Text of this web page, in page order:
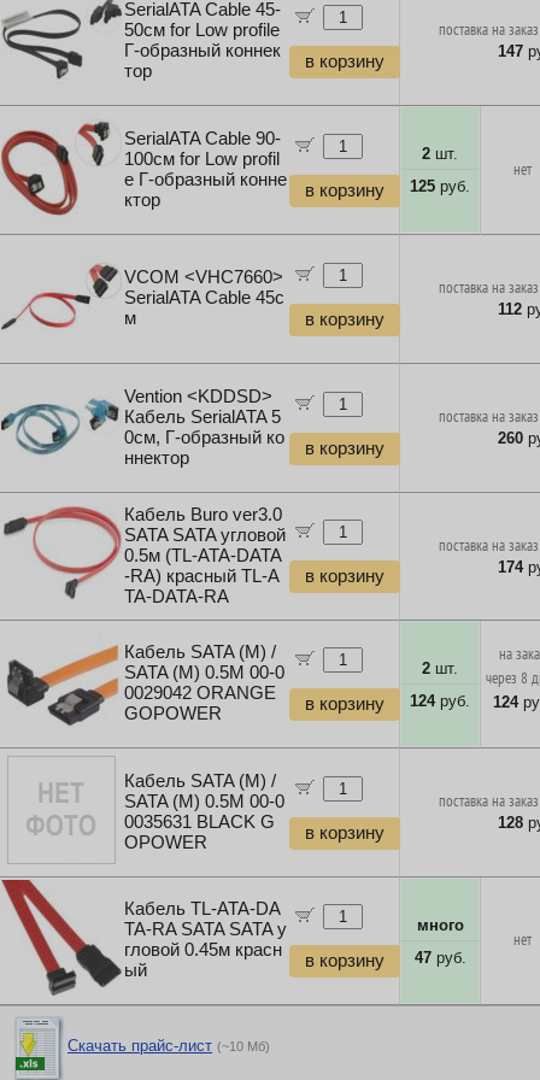
SerialATA Cable 45-
50см for Low profile
Г-образный коннек
тор
в корзину
поставка на
147
SerialATA Cable 90-
100см for Low profil
e Г-образный конне
ктор
в корзину
2 шт.
125 руб.
нет
VCOM <VHC7660>
SerialATA Cable 45с
м
в корзину
поставка на
112
Vention <KDDSD>
Кабель SerialATA 5
0см, Г-образный ко
ннектор
в корзину
поставка на
260
Кабель Buro ver3.0
SATA SATA угловой
0.5м (TL-ATA-DATA
-RA) красный TL-A
TA-DATA-RA
в корзину
поставка на
174
Кабель SATA (M) /
SATA (M) 0.5M 00-0
0029042 ORANGE
GOPOWER
в корзину
2 шт.
124руб.
на
через 8
124
Кабель SATA (M) /
SATA (M) 0.5M 00-0
0035631 BLACK G
OPOWER
в корзину
поставка на
128
Кабель TL-ATA-DA
TA-RA SATA SATA у
гловой 0.45м красн
ый
в корзину
много
47руб.
нет
Скачать прайс-лист (~10 Мб)